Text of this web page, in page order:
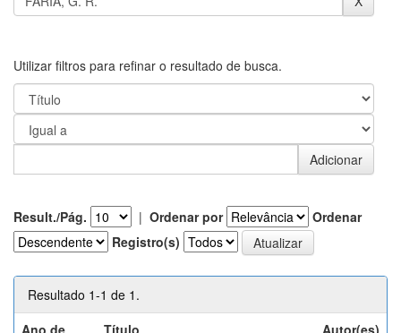
Utilizar filtros para refinar o resultado de busca.
Result./Pág. | Ordenar por
Ordenar
Registro(s)
Resultado 1-1 de 1.
Ano de
Título Autor(es)